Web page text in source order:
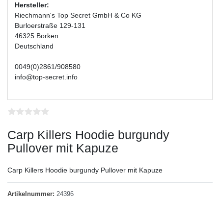
Hersteller:
Riechmann's Top Secret GmbH & Co KG
Burloerstraße 129-131
46325 Borken
Deutschland
0049(0)2861/908580
info@top-secret.info
Carp Killers Hoodie burgundy
Pullover mit Kapuze
Carp Killers Hoodie burgundy Pullover mit Kapuze
Artikelnummer: 24396